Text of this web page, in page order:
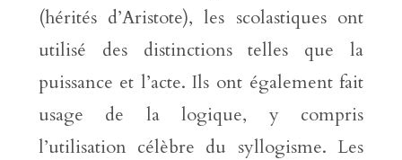
(hérités d’Aristote), les scolastiques ont
utilisé des distinctions telles que la
puissance et l’acte. Ils ont également fait
usage de la logique, y compris
l’utilisation célèbre du syllogisme. Les